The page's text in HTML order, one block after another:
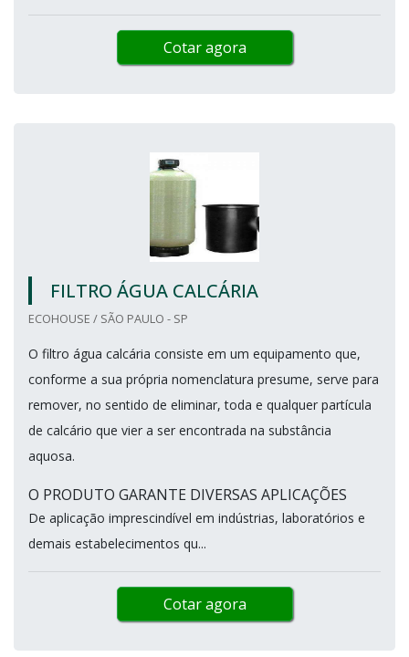
Cotar agora
FILTRO ÁGUA CALCÁRIA
ECOHOUSE / SÃO PAULO - SP
O filtro água calcária consiste em um equipamento que,
conforme a sua própria nomenclatura presume, serve para
remover, no sentido de eliminar, toda e qualquer partícula
de calcário que vier a ser encontrada na substância
aquosa.
O PRODUTO GARANTE DIVERSAS APLICAÇÕES
De aplicação imprescindível em indústrias, laboratórios e
demais estabelecimentos qu...
Cotar agora